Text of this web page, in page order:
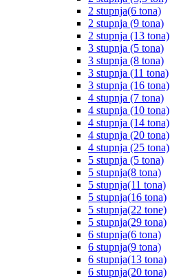
2 stupnja(6 tona)
2 stupnja (9 tona)
2 stupnja (13 tona)
3 stupnja (5 tona)
3 stupnja (8 tona)
3 stupnja (11 tona)
3 stupnja (16 tona)
4 stupnja (7 tona)
4 stupnja (10 tona)
4 stupnja (14 tona)
4 stupnja (20 tona)
4 stupnja (25 tona)
5 stupnja (5 tona)
5 stupnja(8 tona)
5 stupnja(11 tona)
5 stupnja(16 tona)
5 stupnja(22 tone)
5 stupnja(29 tona)
6 stupnja(6 tona)
6 stupnja(9 tona)
6 stupnja(13 tona)
6 stupnja(20 tona)